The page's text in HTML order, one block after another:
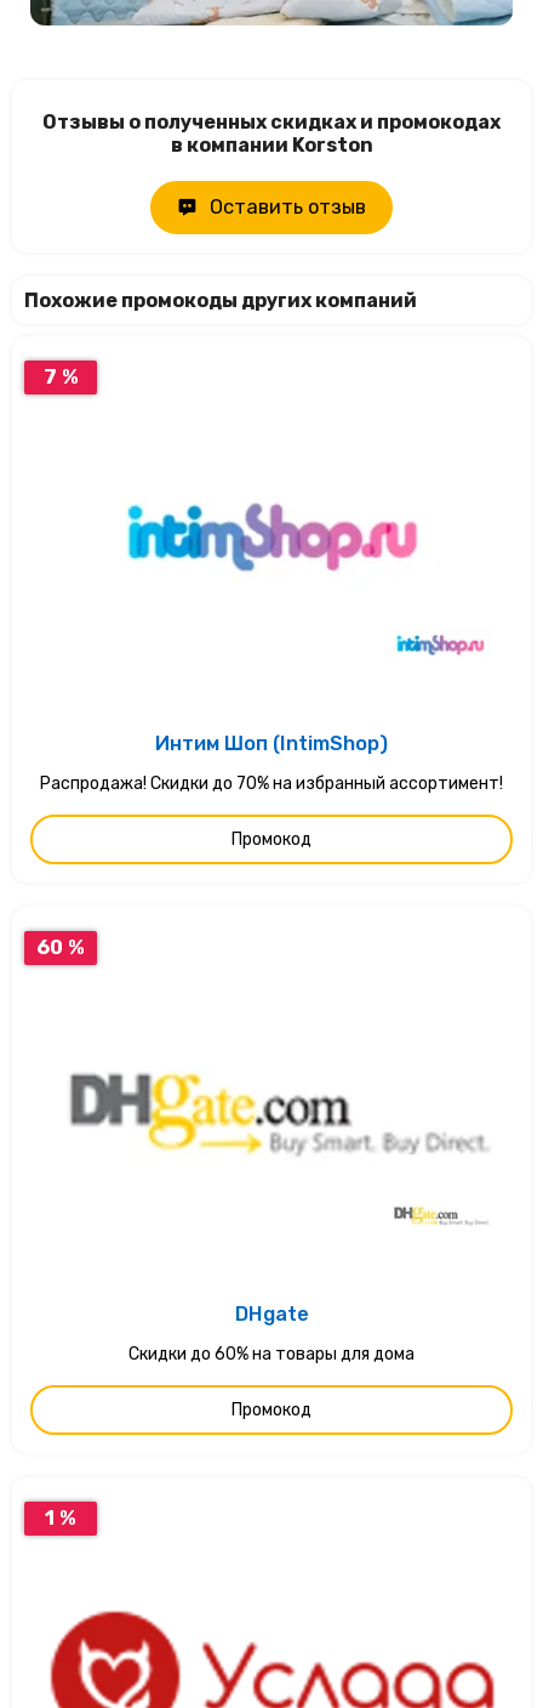
Отзывы о полученных скидках и промокодах
в компании Korston
Оставить отзыв
Похожие промокоды других компаний
7 %
Интим Шоп (IntimShop)
Распродажа! Скидки до 70% на избранный ассортимент!
Промокод
60 %
DHgate
Скидки до 60% на товары для дома
Промокод
1 %